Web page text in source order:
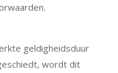
geldigheidsduur
wordt dit